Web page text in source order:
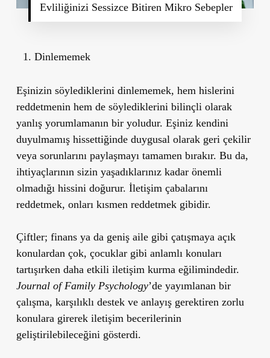
Evliliğinizi Sessizce Bitiren Mikro Sebepler
Dinlememek
Eşinizin söylediklerini dinlememek, hem hislerini
reddetmenin hem de söylediklerini bilinçli olarak
yanlış yorumlamanın bir yoludur. Eşiniz kendini
duyulmamış hissettiğinde duygusal olarak geri çekilir
veya sorunlarını paylaşmayı tamamen bırakır. Bu da,
ihtiyaçlarının sizin yaşadıklarınız kadar önemli
olmadığı hissini doğurur. İletişim çabalarını
reddetmek, onları kısmen reddetmek gibidir.
Çiftler; finans ya da geniş aile gibi çatışmaya açık
konulardan çok, çocuklar gibi anlamlı konuları
tartışırken daha etkili iletişim kurma eğilimindedir.
Journal of Family Psychology’de yayımlanan bir
çalışma, karşılıklı destek ve anlayış gerektiren zorlu
konulara girerek iletişim becerilerinin
geliştirilebileceğini gösterdi.